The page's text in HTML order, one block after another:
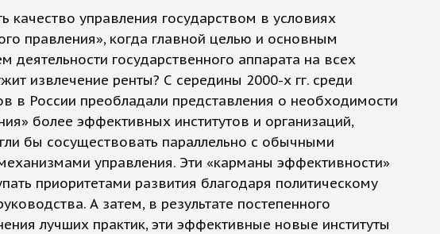
качество управления государством в условиях
правления», когда главной целью и основным
деятельности государственного аппарата на всех
извлечение ренты? С середины 2000-х гг. среди
в России преобладали представления о необходимости
более эффективных институтов и организаций,
бы сосуществовать параллельно с обычными
управления. Эти «карманы эффективности»
приоритетами развития благодаря политическому
А затем, в результате постепенного
лучших практик, эти эффективные новые институты